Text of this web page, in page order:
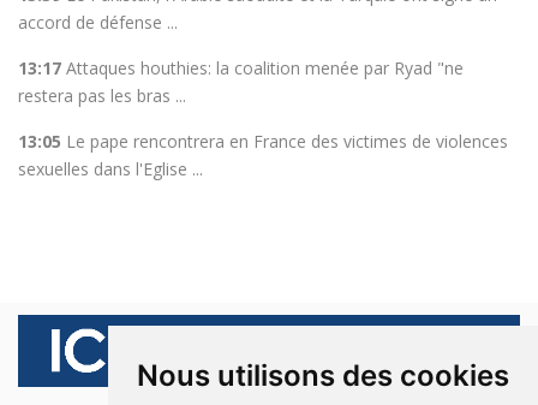
Nous utilisons des cookies
accord de défense ...
13:17 Attaques houthies: la coalition menée par Ryad "ne
restera pas les bras ...
13:05 Le pape rencontrera en France des victimes de violences
sexuelles dans l'Eglise ...